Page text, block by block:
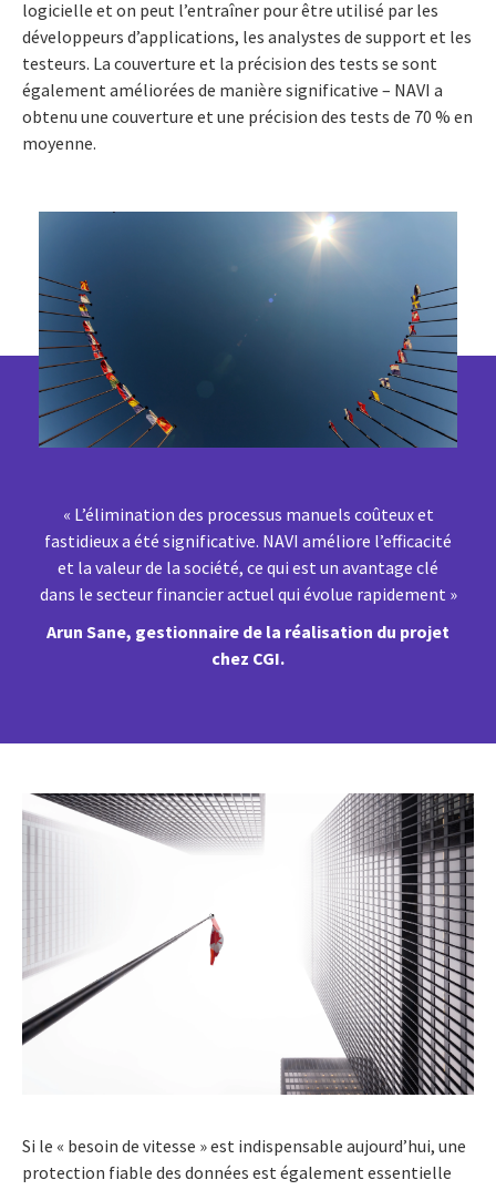
logicielle et on peut l’entraîner pour être utilisé par les
développeurs d’applications, les analystes de support et les
testeurs. La couverture et la précision des tests se sont
également améliorées de manière significative – NAVI a
obtenu une couverture et une précision des tests de 70 % en
moyenne.
« L’élimination des processus manuels coûteux et
fastidieux a été significative. NAVI améliore l’efficacité
et la valeur de la société, ce qui est un avantage clé
dans le secteur financier actuel qui évolue rapidement »
Arun Sane, gestionnaire de la réalisation du projet
chez CGI.
Si le « besoin de vitesse » est indispensable aujourd’hui, une
protection fiable des données est également essentielle